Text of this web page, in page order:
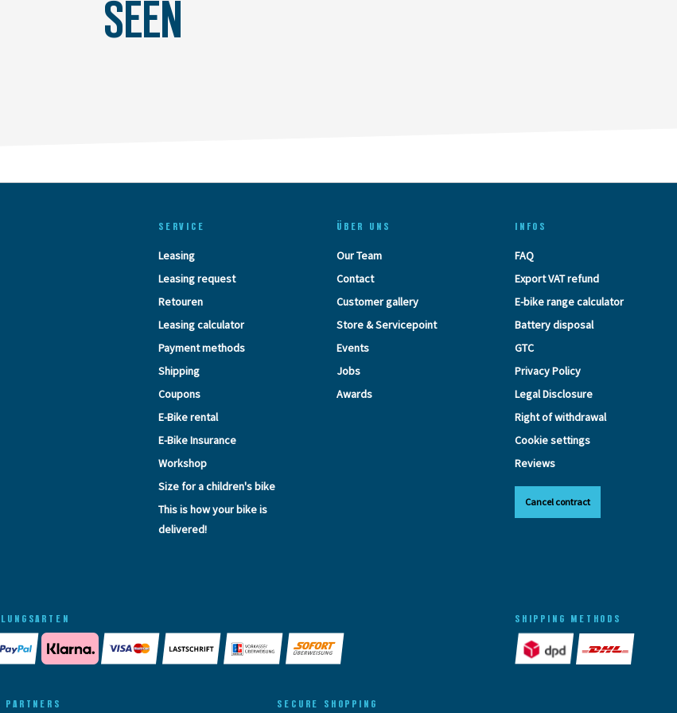
SEEN
SERVICE
Leasing
Leasing request
Retouren
Leasing calculator
Payment methods
Shipping
Coupons
E-Bike rental
E-Bike Insurance
Workshop
Size for a children's bike
This is how your bike is
delivered!
ÜBER UNS
Our Team
Contact
Customer gallery
Store & Servicepoint
Events
Jobs
Awards
INFOS
FAQ
Export VAT refund
E-bike range calculator
Battery disposal
GTC
Privacy Policy
Legal Disclosure
Right of withdrawal
Cookie settings
Reviews
Cancel contract
SHIPPING METHODS
PARTNERS SECURE SHOPPING